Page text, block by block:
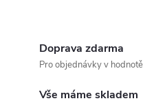
Doprava zdarma
Pro objednávky v
Vše máme skladem